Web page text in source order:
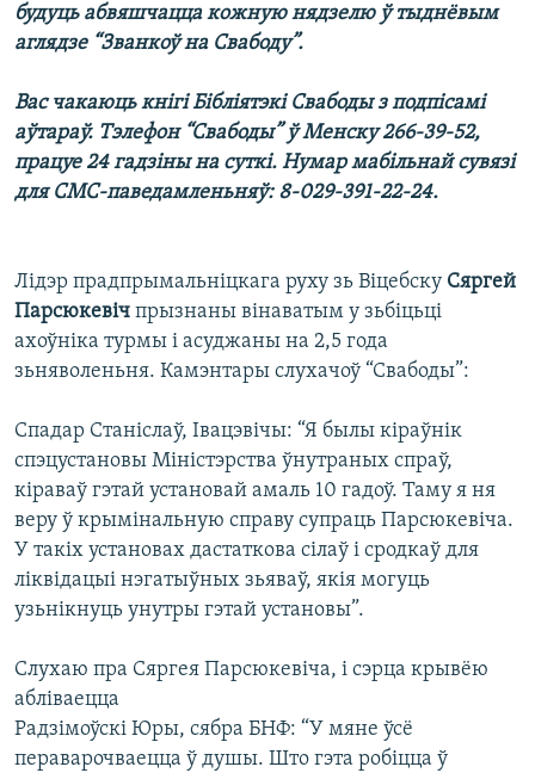
будуць абвяшчацца кожную нядзелю ў тыднёвым
аглядзе “Званкоў на Свабоду”.
Вас чакаюць кнігі Бібліятэкі Свабоды з подпісамі
аўтараў. Тэлефон “Свабоды” ў Менску 266-39-52,
працуе 24 гадзіны на суткі. Нумар мабільнай сувязі
для СМС-паведамленьняў: 8-029-391-22-24.
Лідэр прадпрымальніцкага руху зь Віцебску Сяргей
Парсюкевіч прызнаны вінаватым у зьбіцьці
ахоўніка турмы і асуджаны на 2,5 года
зьняволеньня. Камэнтары слухачоў “Свабоды”:
Спадар Станіслаў, Івацэвічы: “Я былы кіраўнік
спэцустановы Міністэрства ўнутраных спраў,
кіраваў гэтай установай амаль 10 гадоў. Таму я ня
веру ў крымінальную справу супраць Парсюкевіча.
У такіх установах дастаткова сілаў і сродкаў для
ліквідацыі нэгатыўных зьяваў, якія могуць
узьнікнуць унутры гэтай установы”.
Слухаю пра Сяргея Парсюкевіча, і сэрца крывёю
абліваецца
Радзімоўскі Юры, сябра БНФ: “У мяне ўсё
пераварочваецца ў душы. Што гэта робіцца ў